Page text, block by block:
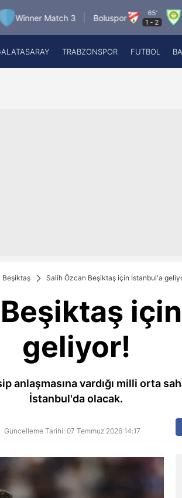
Match 3 Boluspor
1-2 Manisa
TRABZONSPOR FUTBOL
Beşiktaş Salih Özcan Beşiktaş için İstanbul'a
geliyor!
anlaşmasına vardığı milli orta
İstanbul'da olacak.
Güncelleme Tarihi: 07 Temmuz 2026 14:17